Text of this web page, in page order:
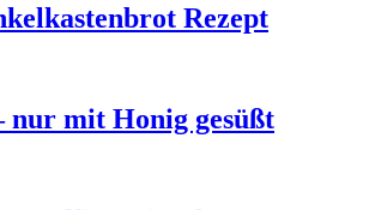
Rezept
nur mit Honig gesüßt